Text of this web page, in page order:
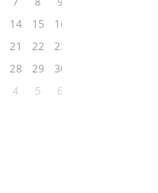
14 15
16
21 22
23
28 29
30
4 5 6